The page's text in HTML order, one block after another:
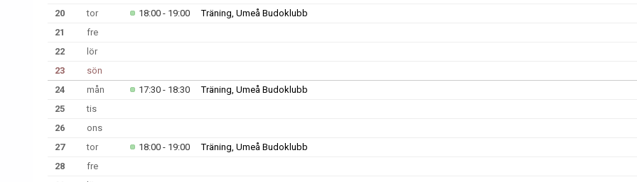
20
tor 18:00 - 19:00
Träning, Umeå Budoklubb
21
fre
22
lör
23
sön
24 mån 17:30 - 18:30
Träning, Umeå Budoklubb
25
tis
26
ons
27
tor 18:00 - 19:00
Träning, Umeå Budoklubb
28
fre